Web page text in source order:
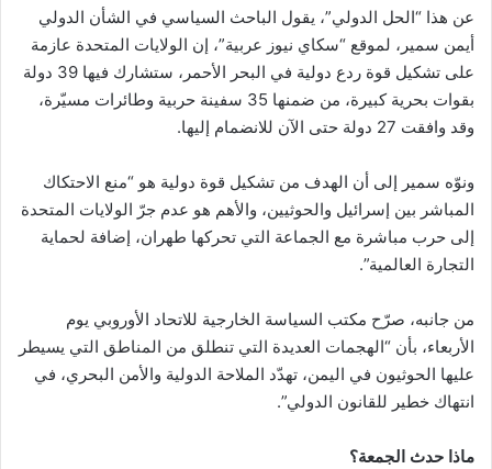
عن هذا “الحل الدولي”، يقول الباحث السياسي في الشأن الدولي
أيمن سمير، لموقع “سكاي نيوز عربية”، إن الولايات المتحدة عازمة
على تشكيل قوة ردع دولية في البحر الأحمر، ستشارك فيها 39 دولة
بقوات بحرية كبيرة، من ضمنها 35 سفينة حربية وطائرات مسيّرة،
وقد وافقت 27 دولة حتى الآن للانضمام إليها.
ونوّه سمير إلى أن الهدف من تشكيل قوة دولية هو “منع الاحتكاك
المباشر بين إسرائيل والحوثيين، والأهم هو عدم جرّ الولايات المتحدة
إلى حرب مباشرة مع الجماعة التي تحركها طهران، إضافة لحماية
التجارة العالمية”.
من جانبه، صرّح مكتب السياسة الخارجية للاتحاد الأوروبي يوم
الأربعاء، بأن “الهجمات العديدة التي تنطلق من المناطق التي يسيطر
عليها الحوثيون في اليمن، تهدّد الملاحة الدولية والأمن البحري، في
انتهاك خطير للقانون الدولي”.
ماذا حدث الجمعة؟